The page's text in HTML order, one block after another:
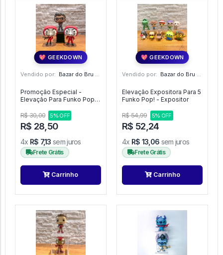
💖 GEEKDOWN
Vendido por: Bazar do Bru - SP
Promoção Especial -
Elevação Para Funko Pop! -
R$ 30,00
5% OFF
R$ 28,50
4x R$ 7,13 sem juros
Frete Grátis
Carrinho
💖 GEEKDOWN
Vendido por: Bazar do Bru - SP
Elevação Expositora Para 5
Funko Pop! - Expositor
R$ 54,99 5% OFF
R$ 52,24
4x R$ 13,06 sem juros
Frete Grátis
Carrinho